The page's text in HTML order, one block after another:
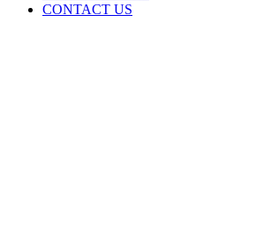
CONTACT US